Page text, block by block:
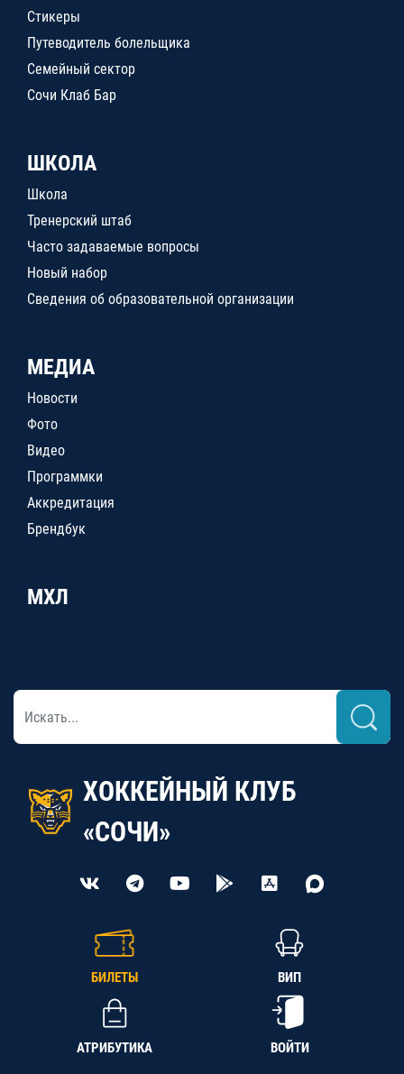
Стикеры
Путеводитель болельщика
Семейный сектор
Сочи Клаб Бар
ШКОЛА
Школа
Тренерский штаб
Часто задаваемые вопросы
Новый набор
Сведения об образовательной организации
МЕДИА
Новости
Фото
Видео
Программки
Аккредитация
Брендбук
МХЛ
ХОККЕЙНЫЙ КЛУБ
«СОЧИ»
БИЛЕТЫ ВИП
АТРИБУТИКА ВОЙТИ